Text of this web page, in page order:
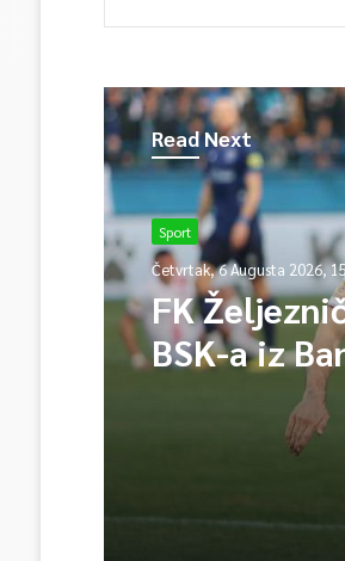
Read Next
Sport
Četvrtak, 6 Augusta 2026,
FK
BSK-a iz